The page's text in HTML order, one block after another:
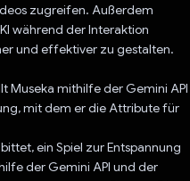
zugreifen. Außerdem
während der Interaktion
und effektiver zu gestalten.
Museka mithilfe der Gemini API
mit dem er die Attribute für
ein Spiel zur Entspannung
der Gemini API und der